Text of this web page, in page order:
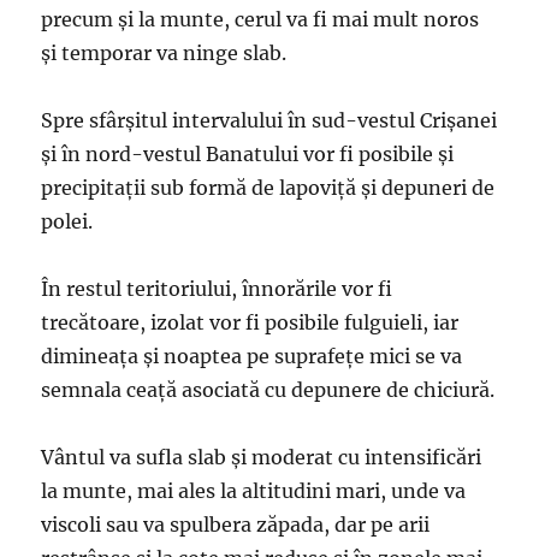
precum și la munte, cerul va fi mai mult noros
și temporar va ninge slab.
Spre sfârșitul intervalului în sud-vestul Crișanei
și în nord-vestul Banatului vor fi posibile și
precipitații sub formă de lapoviță și depuneri de
polei.
În restul teritoriului, înnorările vor fi
trecătoare, izolat vor fi posibile fulguieli, iar
dimineața și noaptea pe suprafețe mici se va
semnala ceață asociată cu depunere de chiciură.
Vântul va sufla slab și moderat cu intensificări
la munte, mai ales la altitudini mari, unde va
viscoli sau va spulbera zăpada, dar pe arii